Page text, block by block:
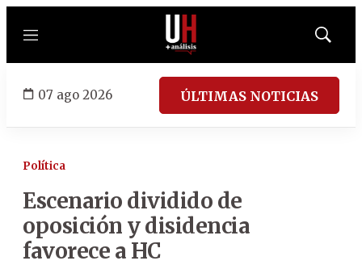
Menú
Mostrar
07 ago 2026 ÚLTIMAS NOTICIAS
Política
Escenario dividido de
oposición y disidencia
favorece a HC